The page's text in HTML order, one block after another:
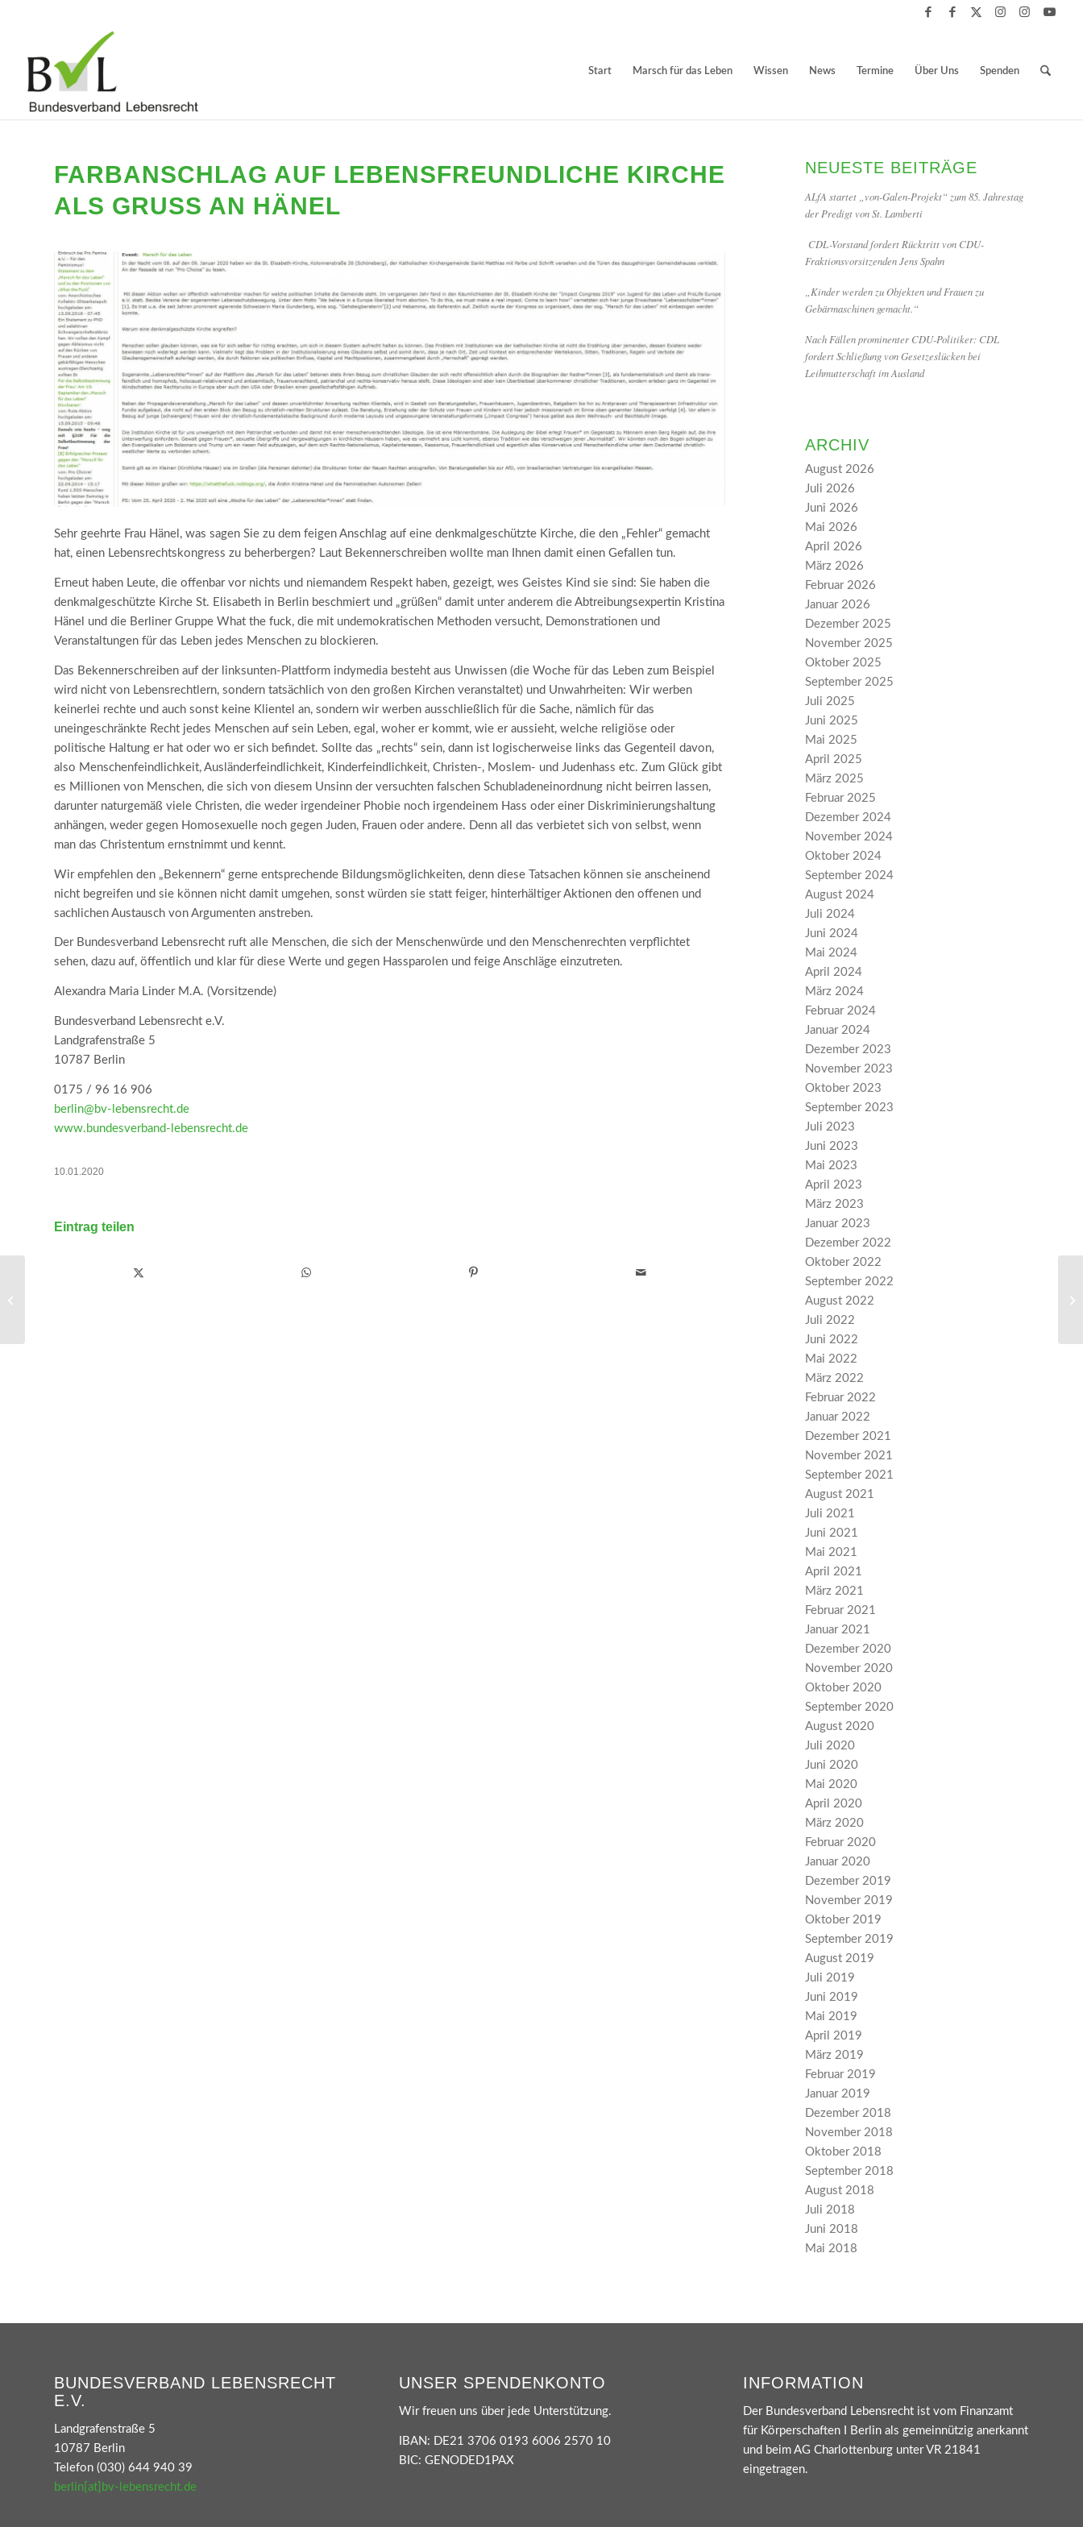
Start Marsch für das Leben Wissen News Termine Über Uns Spenden
FARBANSCHLAG AUF LEBENSFREUNDLICHE KIRCHE
ALS GRUSS AN HÄNEL
Sehr geehrte Frau Hänel, was sagen Sie zu dem feigen Anschlag auf eine denkmalgeschützte Kirche, die den „Fehler“ gemacht
hat, einen Lebensrechtskongress zu beherbergen? Laut Bekennerschreiben wollte man Ihnen damit einen Gefallen tun.
Erneut haben Leute, die offenbar vor nichts und niemandem Respekt haben, gezeigt, wes Geistes Kind sie sind: Sie haben die
denkmalgeschützte Kirche St. Elisabeth in Berlin beschmiert und „grüßen“ damit unter anderem die Abtreibungsexpertin Kristina
Hänel und die Berliner Gruppe What the fuck, die mit undemokratischen Methoden versucht, Demonstrationen und
Veranstaltungen für das Leben jedes Menschen zu blockieren.
Das Bekennerschreiben auf der linksunten-Plattform indymedia besteht aus Unwissen (die Woche für das Leben zum Beispiel
wird nicht von Lebensrechtlern, sondern tatsächlich von den großen Kirchen veranstaltet) und Unwahrheiten: Wir werben
keinerlei rechte und auch sonst keine Klientel an, sondern wir werben ausschließlich für die Sache, nämlich für das
uneingeschränkte Recht jedes Menschen auf sein Leben, egal, woher er kommt, wie er aussieht, welche religiöse oder
politische Haltung er hat oder wo er sich befindet. Sollte das „rechts“ sein, dann ist logischerweise links das Gegenteil davon,
also Menschenfeindlichkeit, Ausländerfeindlichkeit, Kinderfeindlichkeit, Christen-, Moslem- und Judenhass etc. Zum Glück gibt
es Millionen von Menschen, die sich von diesem Unsinn der versuchten falschen Schubladeneinordnung nicht beirren lassen,
darunter naturgemäß viele Christen, die weder irgendeiner Phobie noch irgendeinem Hass oder einer Diskriminierungshaltung
anhängen, weder gegen Homosexuelle noch gegen Juden, Frauen oder andere. Denn all das verbietet sich von selbst, wenn
man das Christentum ernstnimmt und kennt.
Wir empfehlen den „Bekennern“ gerne entsprechende Bildungsmöglichkeiten, denn diese Tatsachen können sie anscheinend
nicht begreifen und sie können nicht damit umgehen, sonst würden sie statt feiger, hinterhältiger Aktionen den offenen und
sachlichen Austausch von Argumenten anstreben.
Der Bundesverband Lebensrecht ruft alle Menschen, die sich der Menschenwürde und den Menschenrechten verpflichtet
sehen, dazu auf, öffentlich und klar für diese Werte und gegen Hassparolen und feige Anschläge einzutreten.
Alexandra Maria Linder M.A. (Vorsitzende)
Bundesverband Lebensrecht e.V.
Landgrafenstraße 5
10787 Berlin
0175 / 96 16 906
berlin@bv-lebensrecht.de
www.bundesverband-lebensrecht.de
10.01.2020
Eintrag teilen
NEUESTE BEITRÄGE
ALfA startet „von-Galen-Projekt“ zum 85. Jahrestag
der Predigt von St. Lamberti
CDL-Vorstand fordert Rücktritt von CDU-
Fraktionsvorsitzenden Jens Spahn
„Kinder werden zu Objekten und Frauen zu
Gebärmaschinen gemacht.“
Nach Fällen prominenter CDU-Politiker: CDL
fordert Schließung von Gesetzeslücken bei
Leihmutterschaft im Ausland
ARCHIV
August 2026
Juli 2026
Juni 2026
Mai 2026
April 2026
März 2026
Februar 2026
Januar 2026
Dezember 2025
November 2025
Oktober 2025
September 2025
Juli 2025
Juni 2025
Mai 2025
April 2025
März 2025
Februar 2025
Dezember 2024
November 2024
Oktober 2024
September 2024
August 2024
Juli 2024
Juni 2024
Mai 2024
April 2024
März 2024
Februar 2024
Januar 2024
Dezember 2023
November 2023
Oktober 2023
September 2023
Juli 2023
Juni 2023
Mai 2023
April 2023
März 2023
Januar 2023
Dezember 2022
Oktober 2022
September 2022
August 2022
Juli 2022
Juni 2022
Mai 2022
März 2022
Februar 2022
Januar 2022
Dezember 2021
November 2021
September 2021
August 2021
Juli 2021
Juni 2021
Mai 2021
April 2021
März 2021
Februar 2021
Januar 2021
Dezember 2020
November 2020
Oktober 2020
September 2020
August 2020
Juli 2020
Juni 2020
Mai 2020
April 2020
März 2020
Februar 2020
Januar 2020
Dezember 2019
November 2019
Oktober 2019
September 2019
August 2019
Juli 2019
Juni 2019
Mai 2019
April 2019
März 2019
Februar 2019
Januar 2019
Dezember 2018
November 2018
Oktober 2018
September 2018
August 2018
Juli 2018
Juni 2018
Mai 2018
BUNDESVERBAND LEBENSRECHT
E.V.
Landgrafenstraße 5
10787 Berlin
Telefon (030) 644 940 39
berlin[at]bv-lebensrecht.de
UNSER SPENDENKONTO
Wir freuen uns über jede Unterstützung.
IBAN: DE21 3706 0193 6006 2570 10
BIC: GENODED1PAX
INFORMATION
Der Bundesverband Lebensrecht ist vom Finanzamt
für Körperschaften I Berlin als gemeinnützig anerkannt
und beim AG Charlottenburg unter VR 21841
eingetragen.